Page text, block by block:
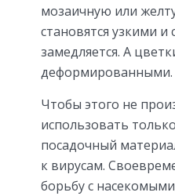
мозаичную или
становятся узкими
замедляется. А
деформированными.
Чтобы этого не
использовать
посадочный
к вирусам.
борьбу с